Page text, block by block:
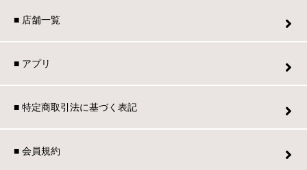
■ 店舗一覧
■ アプリ
■ 特定商取引法に基づく表記
■ 会員規約